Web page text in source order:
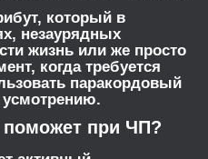
который в
незаурядных
жизнь или же просто
когда требуется
паракордовый
поможет при ЧП?